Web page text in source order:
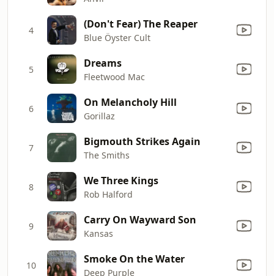
4 (Don't Fear) The Reaper
Blue Öyster Cult
5 Dreams
Fleetwood Mac
6 On Melancholy Hill
Gorillaz
7 Bigmouth Strikes Again
The Smiths
8 We Three Kings
Rob Halford
9 Carry On Wayward Son
Kansas
10 Smoke On the Water
Deep Purple